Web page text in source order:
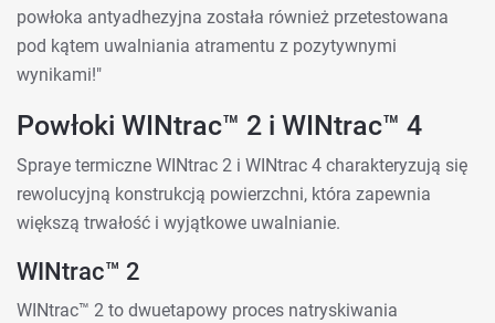
powłoka antyadhezyjna została również przetestowana
pod kątem uwalniania atramentu z pozytywnymi
wynikami!"
Powłoki WINtrac™ 2 i WINtrac™ 4
Spraye termiczne WINtrac 2 i WINtrac 4 charakteryzują się
rewolucyjną konstrukcją powierzchni, która zapewnia
większą trwałość i wyjątkowe uwalnianie.
WINtrac™ 2
WINtrac™ 2 to dwuetapowy proces natryskiwania